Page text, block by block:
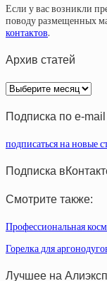
Если у вас возникли
поводу размещенных
контактов.
Архив статей
Архив
статей
Подписка по e-mail
подписаться на новые
Подписка
Смотрите также:
Профессиональная
Горелка для
Лучшее на